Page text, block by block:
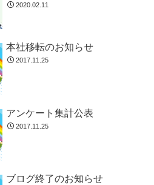
2020.02.11
本社移転のお知らせ
2017.11.25
アンケート集計公表
2017.11.25
ブログ終了のお知らせ